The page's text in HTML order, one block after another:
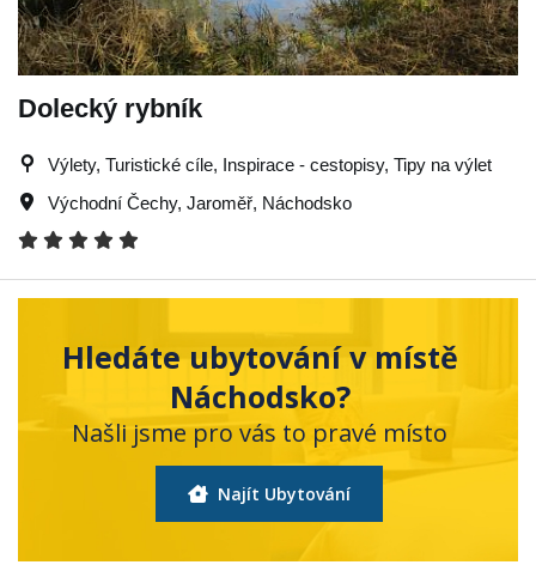
Dolecký rybník
Výlety, Turistické cíle, Inspirace - cestopisy, Tipy na výlet
Východní Čechy, Jaroměř, Náchodsko
Hledáte ubytování v místě
Náchodsko?
Našli jsme pro vás to pravé místo
Najít Ubytování